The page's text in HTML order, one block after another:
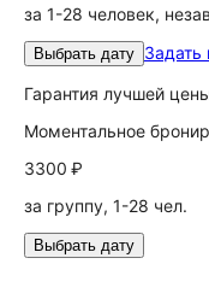
за 1-28 человек,
Выбрать дату Задать
Гарантия лучшей
Моментальное
3300 ₽
за группу, 1-28 чел.
Выбрать дату